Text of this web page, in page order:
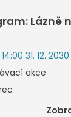
Lázně
31. 12. 2030
akce